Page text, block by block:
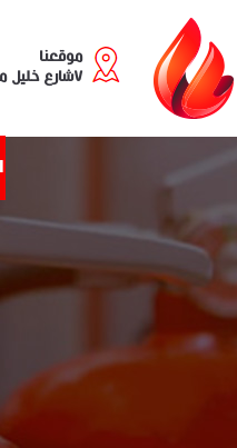
موقعنا
٧شارع خليل مطران - سابا باشا